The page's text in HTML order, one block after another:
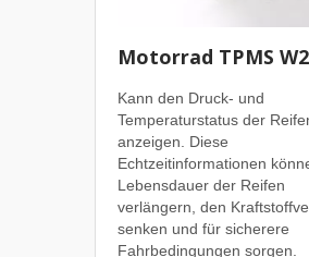
Motorrad TPMS
Kann den Druck- und
Temperaturstatus der
anzeigen. Diese
Echtzeitinformationen
Lebensdauer der Reifen
verlängern, den
senken und für sicherere
Fahrbedingungen sorgen.